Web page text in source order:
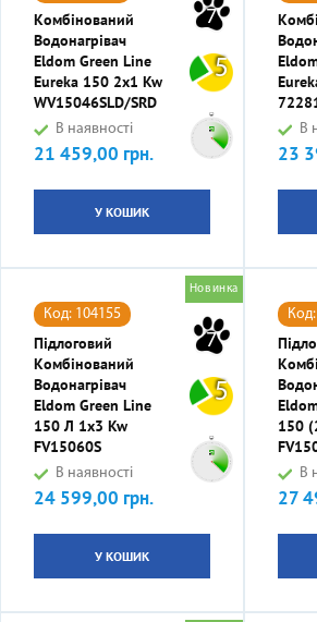
7
5
Комбінований
Водонагрівач
Eldom Green Line
Eureka 150 2x1 Kw
WV15046SLD/SRD
В наявності
Ціна
21 459,00 грн.
У КОШИК
В
Ціна
23
Новинка
7
5
Код: 104155
Підлоговий
Комбінований
Водонагрівач
Eldom Green Line
150 Л 1x3 Kw
FV15060S
В наявності
Ціна
24 599,00 грн.
У КОШИК
150
В
Ціна
27